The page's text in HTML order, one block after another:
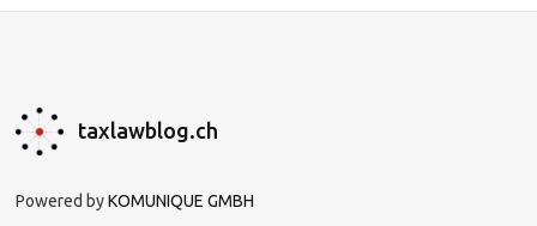
taxlawblog.ch
Powered byKOMUNIQUE GMBH